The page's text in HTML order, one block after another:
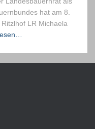
hat am 8.
LR Michaela